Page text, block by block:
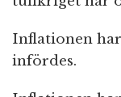
Inflationen
infördes.